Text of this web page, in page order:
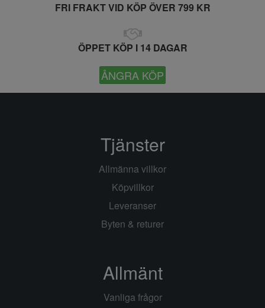
FRI FRAKT VID KÖP ÖVER 799 KR
ÖPPET KÖP I 14 DAGAR
ÅNGRA KÖP
Tjänster
Allmänna villkor
Köpvillkor
Leveranser
Byten & returer
Allmänt
Vanliga frågor